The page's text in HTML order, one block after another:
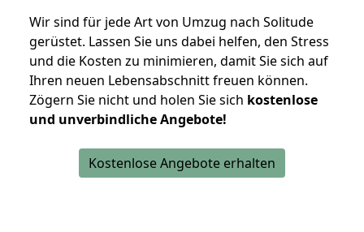
Wir sind für jede Art von Umzug nach Solitude
gerüstet. Lassen Sie uns dabei helfen, den Stress
und die Kosten zu minimieren, damit Sie sich auf
Ihren neuen Lebensabschnitt freuen können.
Zögern Sie nicht und holen Sie sich kostenlose
und unverbindliche Angebote!
Kostenlose Angebote erhalten